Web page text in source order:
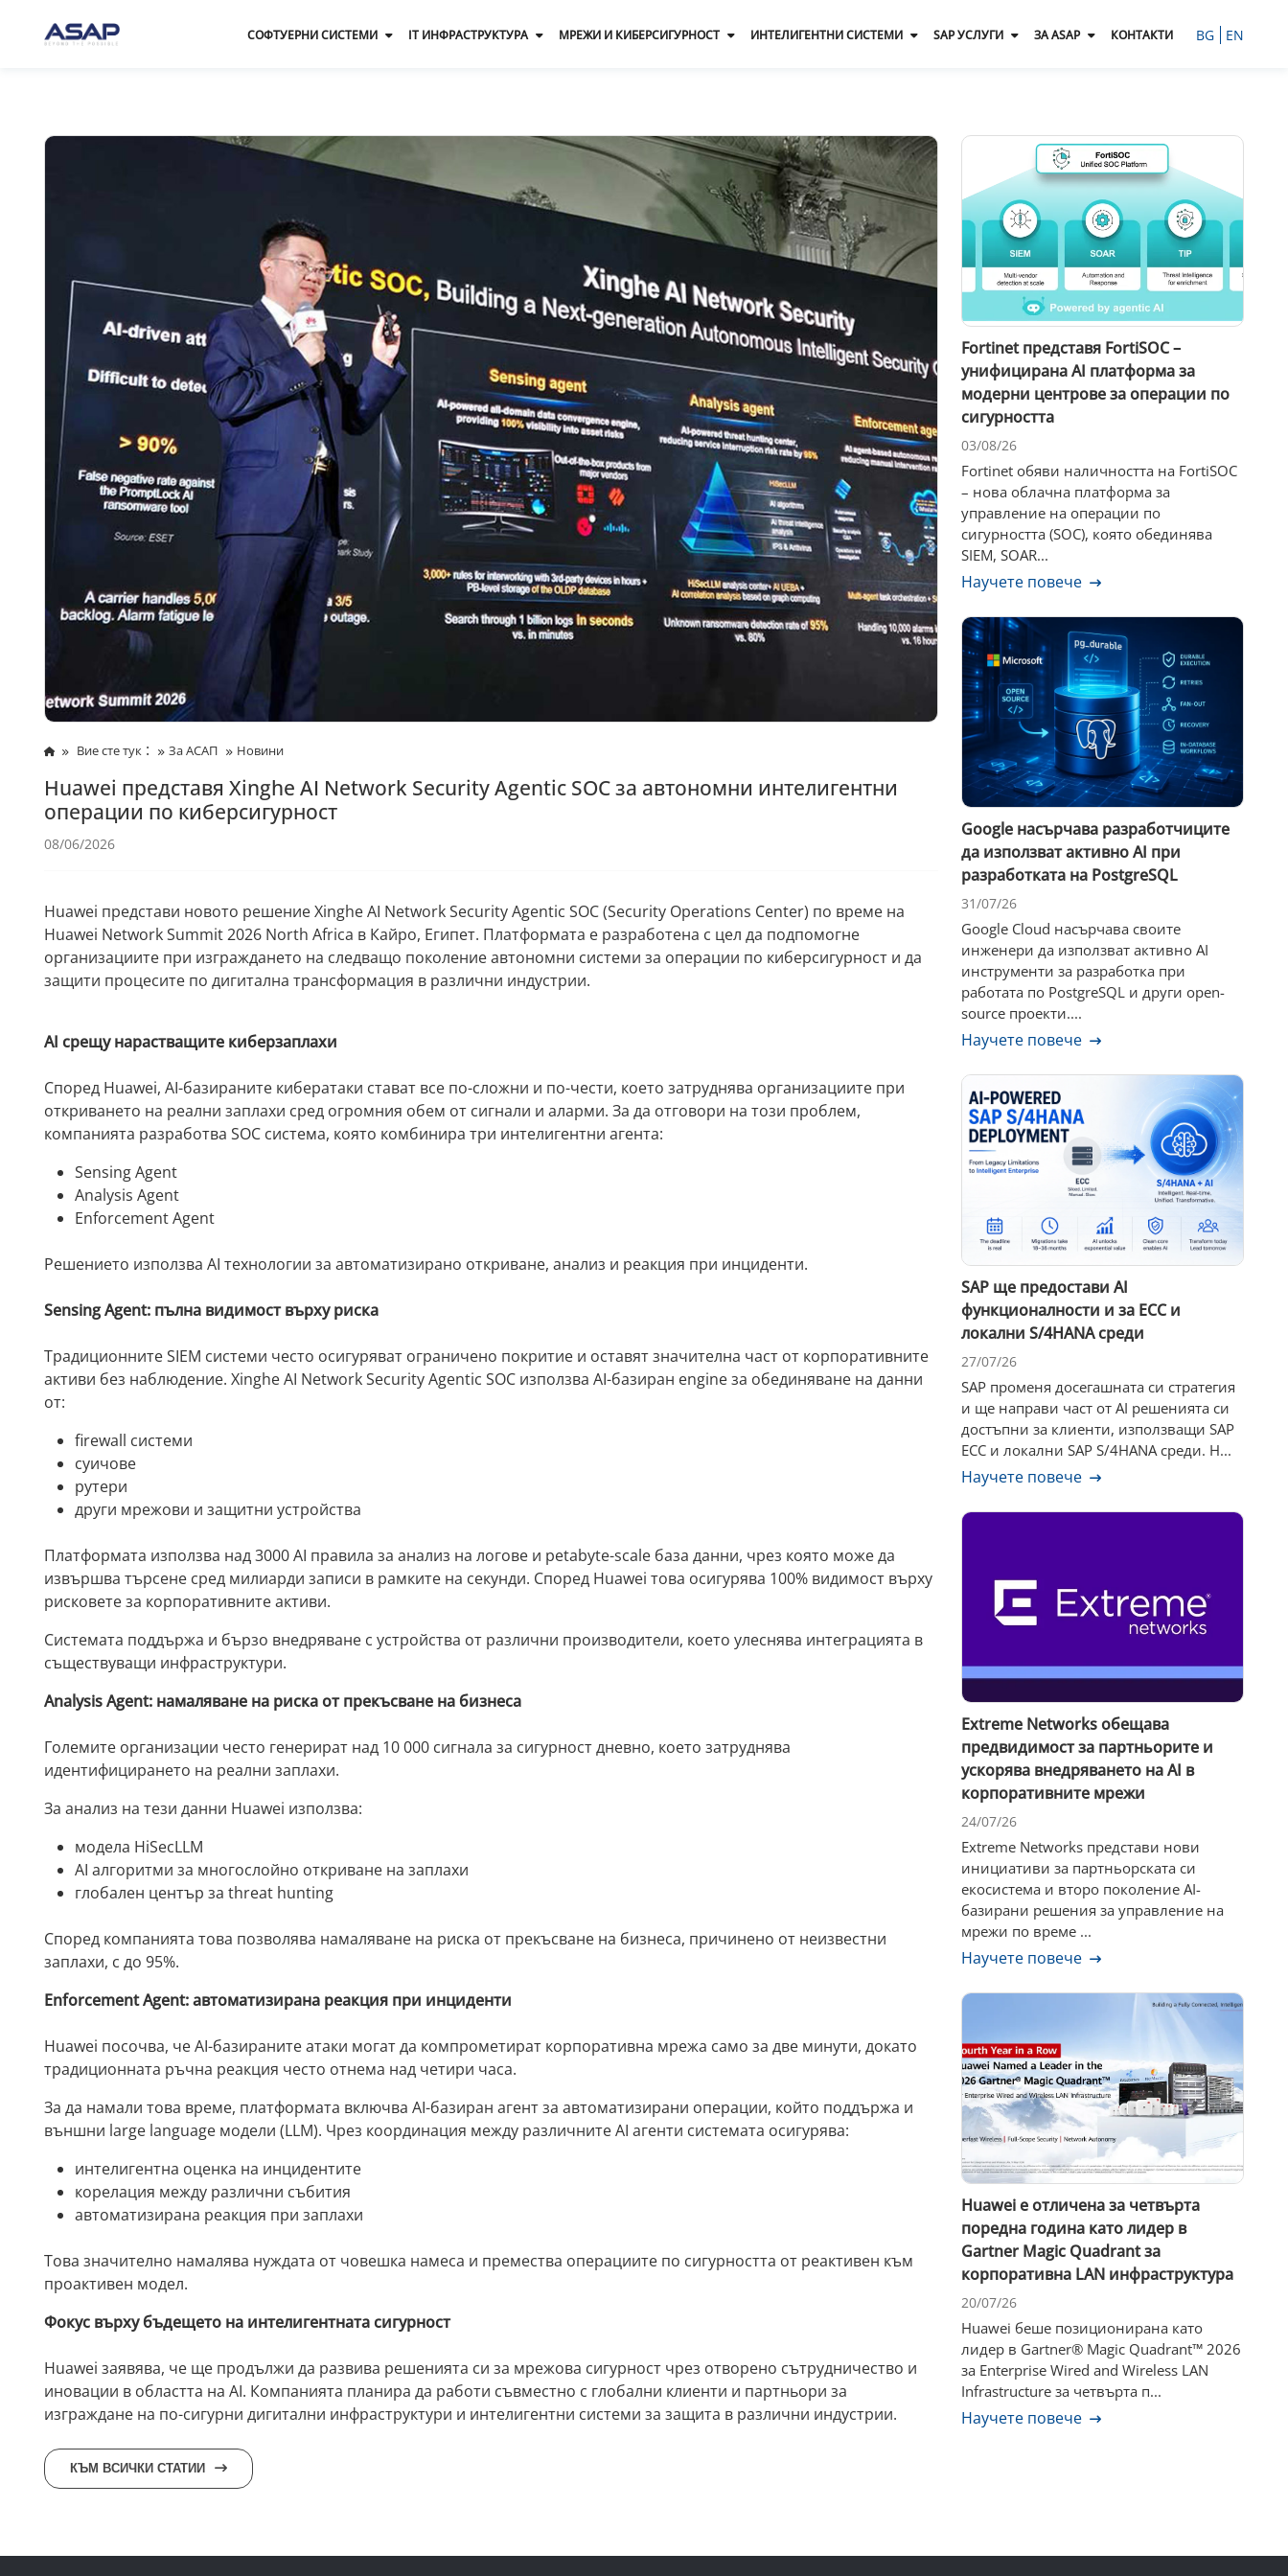
СОФТУЕРНИ СИСТЕМИ IT ИНФРАСТРУКТУРА МРЕЖИ И КИБЕРСИГУРНОСТ ИНТЕЛИГЕНТНИ СИСТЕМИ SAP УСЛУГИ ЗА ASAP КОНТАКТИ BG EN
Вие сте тук: За АСАП Новини
Huawei представя Xinghe AI Network Security Agentic SOC за автономни интелигентни
операции по киберсигурност
08/06/2026
Huawei представи новото решение Xinghe AI Network Security Agentic SOC (Security Operations Center) по време на
Huawei Network Summit 2026 North Africa в Кайро, Египет. Платформата е разработена с цел да подпомогне
организациите при изграждането на следващо поколение автономни системи за операции по киберсигурност и да
защити процесите по дигитална трансформация в различни индустрии.
AI срещу нарастващите киберзаплахи
Според Huawei, AI-базираните кибератаки стават все по-сложни и по-чести, което затруднява организациите при
откриването на реални заплахи сред огромния обем от сигнали и аларми. За да отговори на този проблем,
компанията разработва SOC система, която комбинира три интелигентни агента:
Sensing Agent
Analysis Agent
Enforcement Agent
Решението използва AI технологии за автоматизирано откриване, анализ и реакция при инциденти.
Sensing Agent: пълна видимост върху риска
Традиционните SIEM системи често осигуряват ограничено покритие и оставят значителна част от корпоративните
активи без наблюдение. Xinghe AI Network Security Agentic SOC използва AI-базиран engine за обединяване на данни
от:
firewall системи
суичове
рутери
други мрежови и защитни устройства
Платформата използва над 3000 AI правила за анализ на логове и petabyte-scale база данни, чрез която може да
извършва търсене сред милиарди записи в рамките на секунди. Според Huawei това осигурява 100% видимост върху
рисковете за корпоративните активи.
Системата поддържа и бързо внедряване с устройства от различни производители, което улеснява интеграцията в
съществуващи инфраструктури.
Analysis Agent: намаляване на риска от прекъсване на бизнеса
Големите организации често генерират над 10 000 сигнала за сигурност дневно, което затруднява
идентифицирането на реални заплахи.
За анализ на тези данни Huawei използва:
модела HiSecLLM
AI алгоритми за многослойно откриване на заплахи
глобален център за threat hunting
Според компанията това позволява намаляване на риска от прекъсване на бизнеса, причинено от неизвестни
заплахи, с до 95%.
Enforcement Agent: автоматизирана реакция при инциденти
Huawei посочва, че AI-базираните атаки могат да компрометират корпоративна мрежа само за две минути, докато
традиционната ръчна реакция често отнема над четири часа.
За да намали това време, платформата включва AI-базиран агент за автоматизирани операции, който поддържа и
външни large language модели (LLM). Чрез координация между различните AI агенти системата осигурява:
интелигентна оценка на инцидентите
корелация между различни събития
автоматизирана реакция при заплахи
Това значително намалява нуждата от човешка намеса и премества операциите по сигурността от реактивен към
проактивен модел.
Фокус върху бъдещето на интелигентната сигурност
Huawei заявява, че ще продължи да развива решенията си за мрежова сигурност чрез отворено сътрудничество и
иновации в областта на AI. Компанията планира да работи съвместно с глобални клиенти и партньори за
изграждане на по-сигурни дигитални инфраструктури и интелигентни системи за защита в различни индустрии.
КЪМ ВСИЧКИ СТАТИИ
Fortinet представя FortiSOC –
унифицирана AI платформа за
модерни центрове за операции по
сигурността
03/08/26
Fortinet обяви наличността на FortiSOC
– нова облачна платформа за
управление на операции по
сигурността (SOC), която обединява
SIEM, SOAR...
Научете повече
Google насърчава разработчиците
да използват активно AI при
разработката на PostgreSQL
31/07/26
Google Cloud насърчава своите
инженери да използват активно AI
инструменти за разработка при
работата по PostgreSQL и други open-
source проекти....
Научете повече
SAP ще предостави AI
функционалности и за ECC и
локални S/4HANA среди
27/07/26
SAP променя досегашната си стратегия
и ще направи част от AI решенията си
достъпни за клиенти, използващи SAP
ECC и локални SAP S/4HANA среди. Н...
Научете повече
Extreme Networks обещава
предвидимост за партньорите и
ускорява внедряването на AI в
корпоративните мрежи
24/07/26
Extreme Networks представи нови
инициативи за партньорската си
екосистема и второ поколение AI-
базирани решения за управление на
мрежи по време ...
Научете повече
Huawei е отличена за четвърта
поредна година като лидер в
Gartner Magic Quadrant за
корпоративна LAN инфраструктура
20/07/26
Huawei беше позиционирана като
лидер в Gartner® Magic Quadrant™ 2026
за Enterprise Wired and Wireless LAN
Infrastructure за четвърта п...
Научете повече